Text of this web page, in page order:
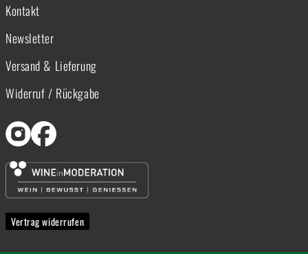
Kontakt
Newsletter
Versand & Lieferung
Widerruf / Rückgabe
Vertrag widerrufen